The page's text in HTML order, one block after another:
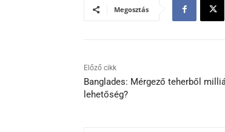
Megosztás
Előző cikk
Banglades: Mérgező teherből
lehetőség?